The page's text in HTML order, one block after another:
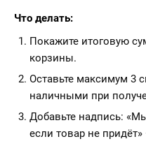
Что делать:
Покажите итоговую
корзины.
Оставьте максимум 3
наличными при
Добавьте надпись:
если товар не